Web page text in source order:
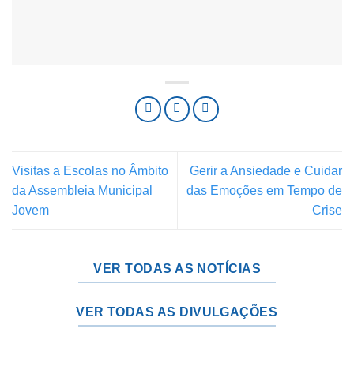
Visitas a Escolas no Âmbito
da Assembleia Municipal
Jovem
Gerir a Ansiedade e Cuidar
das Emoções em Tempo de
Crise
VER TODAS AS NOTÍCIAS
VER TODAS AS DIVULGAÇÕES